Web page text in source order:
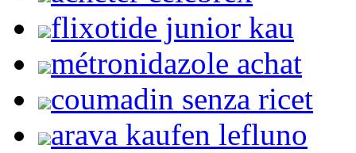
flixotide junior kau
métronidazole achat
coumadin senza ricet
arava kaufen lefluno